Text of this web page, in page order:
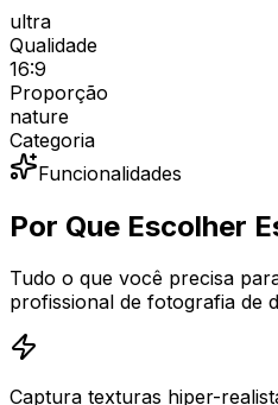
ultra
Qualidade
16:9
Proporção
nature
Categoria
Funcionalidades
Por Que Escolher
Tudo o que você precisa
profissional de fotografia de
Captura texturas hiper-